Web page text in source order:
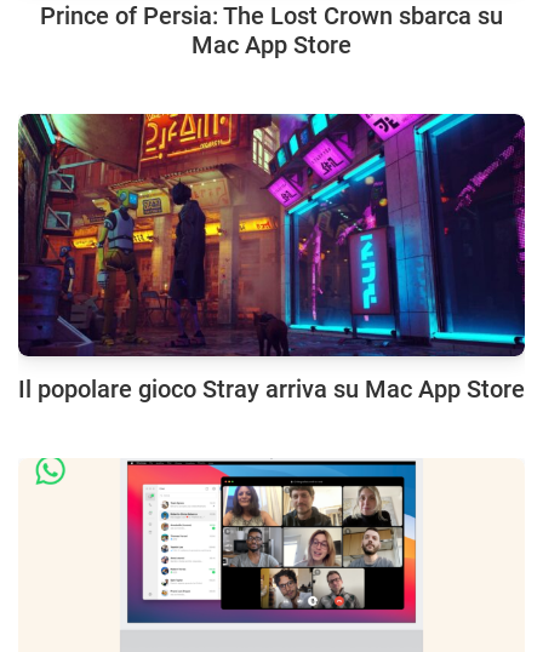
Prince of Persia: The Lost Crown sbarca su
Mac App Store
Il popolare gioco Stray arriva su Mac App Store